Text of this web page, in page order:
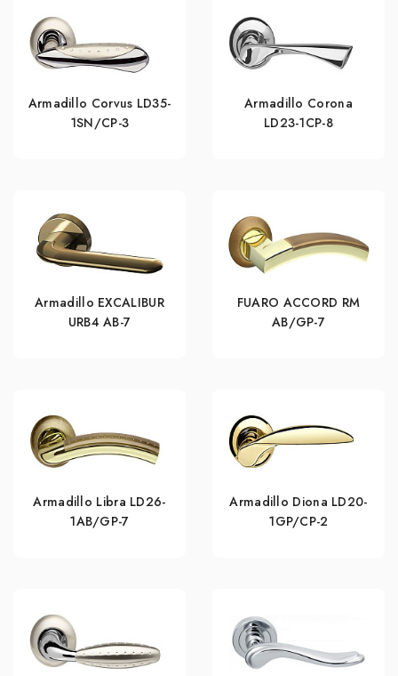
Armadillo Corvus LD35-
1SN/CP-3
Armadillo Corona
LD23-1CP-8
Armadillo EXCALIBUR
URB4 АВ-7
FUARO ACCORD RM
AB/GP-7
Armadillo Libra LD26-
1AB/GP-7
Armadillo Diona LD20-
1GP/CP-2